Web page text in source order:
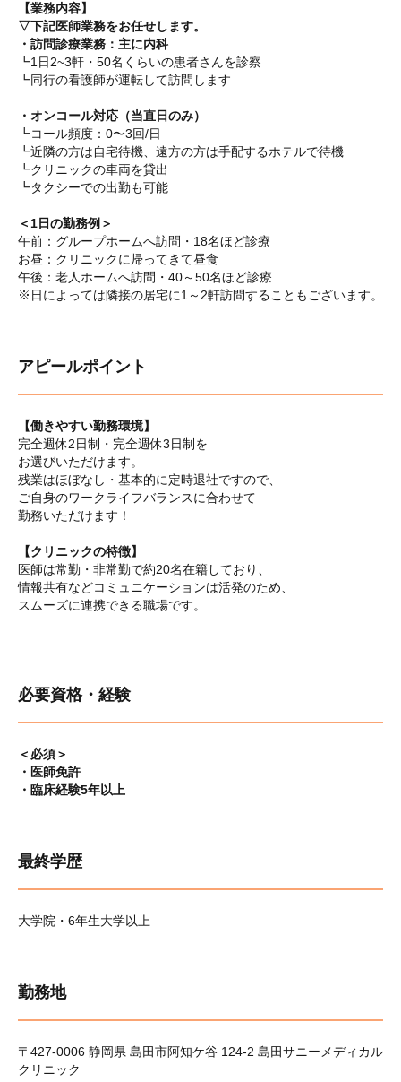
【業務内容】
▽下記医師業務をお任せします。
・訪問診療業務：主に内科
┗1日2~3軒・50名くらいの患者さんを診察
┗同行の看護師が運転して訪問します
・オンコール対応（当直日のみ）
┗コール頻度：0〜3回/日
┗近隣の方は自宅待機、遠方の方は手配するホテルで待機
┗クリニックの車両を貸出
┗タクシーでの出勤も可能
＜1日の勤務例＞
午前：グループホームへ訪問・18名ほど診療
お昼：クリニックに帰ってきて昼食
午後：老人ホームへ訪問・40～50名ほど診療
※日によっては隣接の居宅に1～2軒訪問することもございます。
アピールポイント
【働きやすい勤務環境】
完全週休2日制・完全週休3日制を
お選びいただけます。
残業はほぼなし・基本的に定時退社ですので、
ご自身のワークライフバランスに合わせて
勤務いただけます！
【クリニックの特徴】
医師は常勤・非常勤で約20名在籍しており、
情報共有などコミュニケーションは活発のため、
スムーズに連携できる職場です。
必要資格・経験
＜必須＞
・医師免許
・臨床経験5年以上
最終学歴
大学院・6年生大学以上
勤務地
〒427-0006 静岡県 島田市阿知ケ谷 124-2 島田サニーメディカル
クリニック